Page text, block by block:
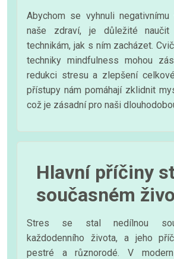
Abychom se vyhnuli
naše zdraví, je důležité
technikám, jak s ním zacházet.
techniky mindfulness mohou
redukci stresu a zlepšení
přístupy nám pomáhají zklidnit
což je zásadní pro naši
Hlavní příčiny
současném
Stres se stal nedílnou
každodenního života, a jeho
pestré a různorodé. V